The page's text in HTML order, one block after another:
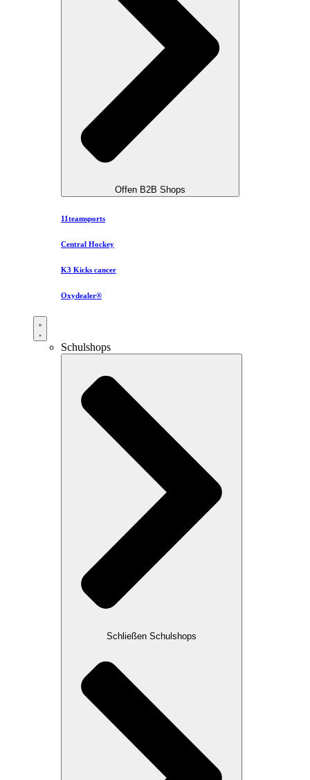
Offen B2B Shops
11teamsports
Central Hockey
K3 Kicks cancer
Oxydealer®
Schulshops
Schließen Schulshops